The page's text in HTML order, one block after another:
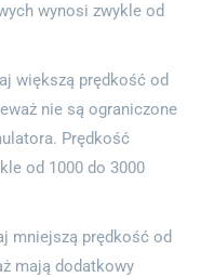
wynosi zwykle od
większą prędkość od
nie są ograniczone
Prędkość
od 1000 do 3000
mniejszą prędkość od
mają dodatkowy